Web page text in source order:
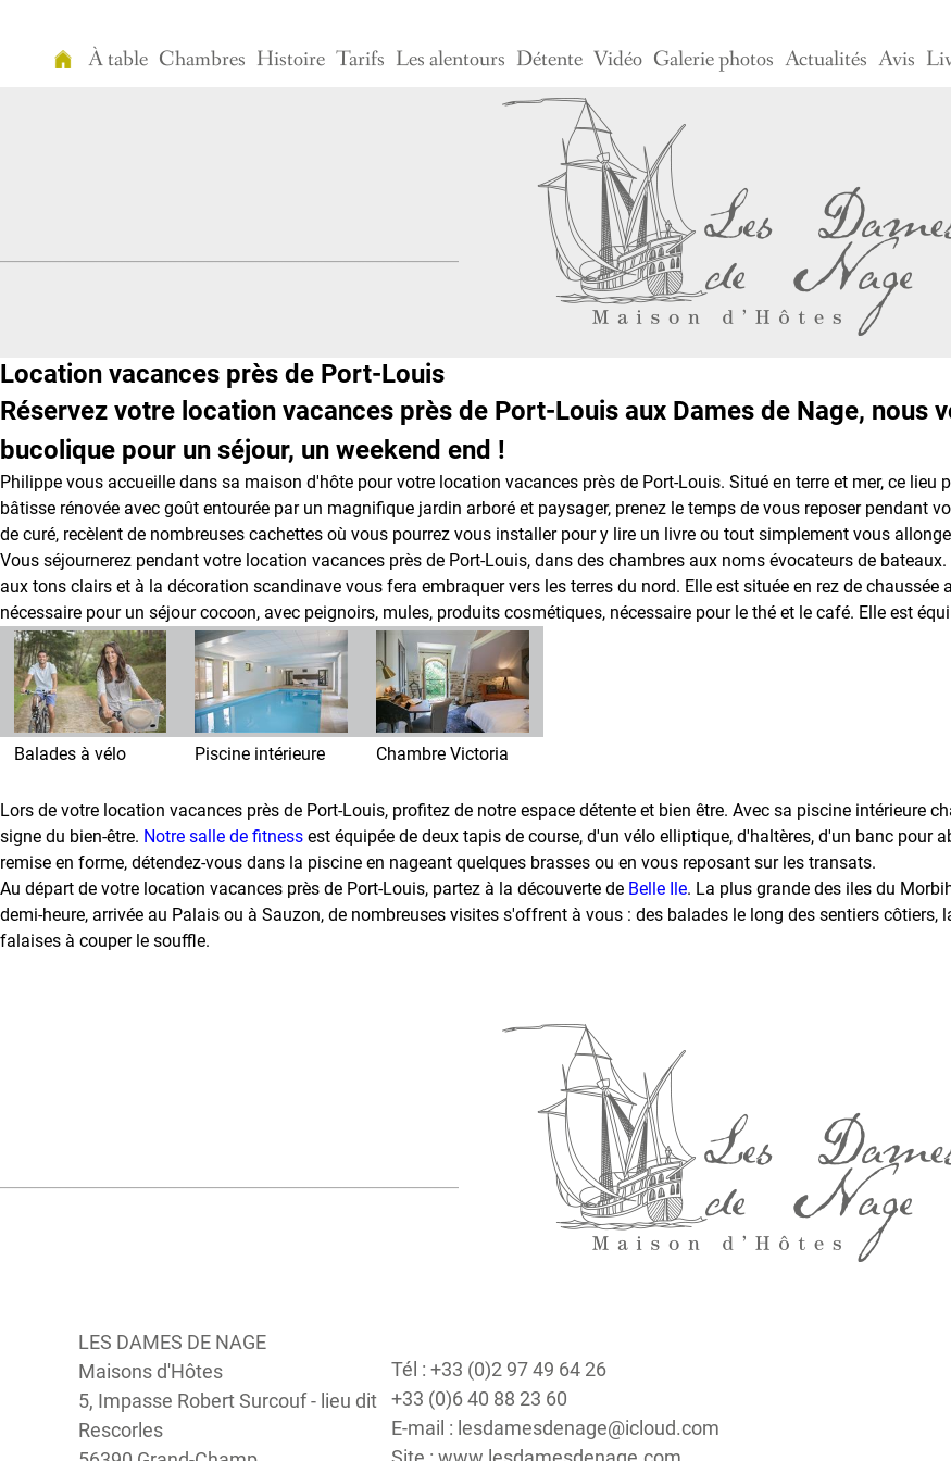
Les
Détente
Vidéo
Galerie
photos
Actualités
Actualités
de
la
maison
d'hôte
Accès
Avis
Livre
d'or
À table Chambres Histoire Tarifs Les alentours Détente Vidéo Galerie photos Actualités Avis
Location vacances près de Port-Louis
Réservez votre location vacances près de Port-Louis aux Dames de Nage, nous
bucolique pour un séjour, un weekend end !
Philippe vous accueille dans sa maison d'hôte pour votre location vacances près de Port-Louis. Situé en terre et mer, ce
bâtisse rénovée avec goût entourée par un magnifique jardin arboré et paysager, prenez le temps de vous reposer pendant
de curé, recèlent de nombreuses cachettes où vous pourrez vous installer pour y lire un livre ou tout simplement vous
Vous séjournerez pendant votre location vacances près de Port-Louis, dans des chambres aux noms évocateurs de
aux tons clairs et à la décoration scandinave vous fera embraquer vers les terres du nord. Elle est située en rez de
nécessaire pour un séjour cocoon, avec peignoirs, mules, produits cosmétiques, nécessaire pour le thé et le café. Elle est
Balades à vélo Piscine intérieure Chambre Victoria
Lors de votre location vacances près de Port-Louis, profitez de notre espace détente et bien être. Avec sa piscine intérieure
signe du bien-être. Notre salle de fitness est équipée de deux tapis de course, d'un vélo elliptique, d'haltères, d'un banc pour
remise en forme, détendez-vous dans la piscine en nageant quelques brasses ou en vous reposant sur les transats.
Au départ de votre location vacances près de Port-Louis, partez à la découverte de Belle Ile. La plus grande des iles du
demi-heure, arrivée au Palais ou à Sauzon, de nombreuses visites s'offrent à vous : des balades le long des sentiers
falaises à couper le souffle.
LES DAMES DE NAGE
Maisons d'Hôtes
5, Impasse Robert Surcouf - lieu dit
Rescorles
Tél : +33 (0)2 97 49 64 26
+33 (0)6 40 88 23 60
E-mail : lesdamesdenage@icloud.com